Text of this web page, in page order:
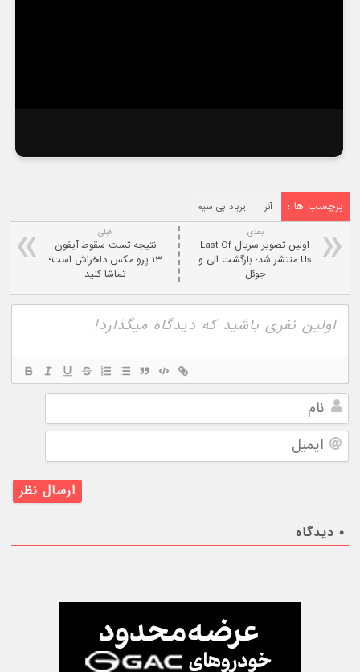
برچسب ها : آنر ایرباد بی سیم
قبلی
نتیجه تست سقوط آیفون
۱۳ پرو مکس دلخراش است؛
تماشا کنید
بعدی:
اولین تصویر سریال Last Of
Us منتشر شد؛ بازگشت الی و
جوئل
نام
ایمیل
۰ دیدگاه